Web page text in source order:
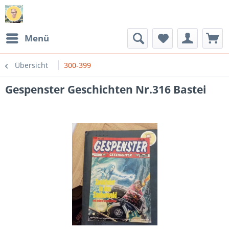
Menü
Übersicht 300-399
Gespenster Geschichten Nr.316 Bastei